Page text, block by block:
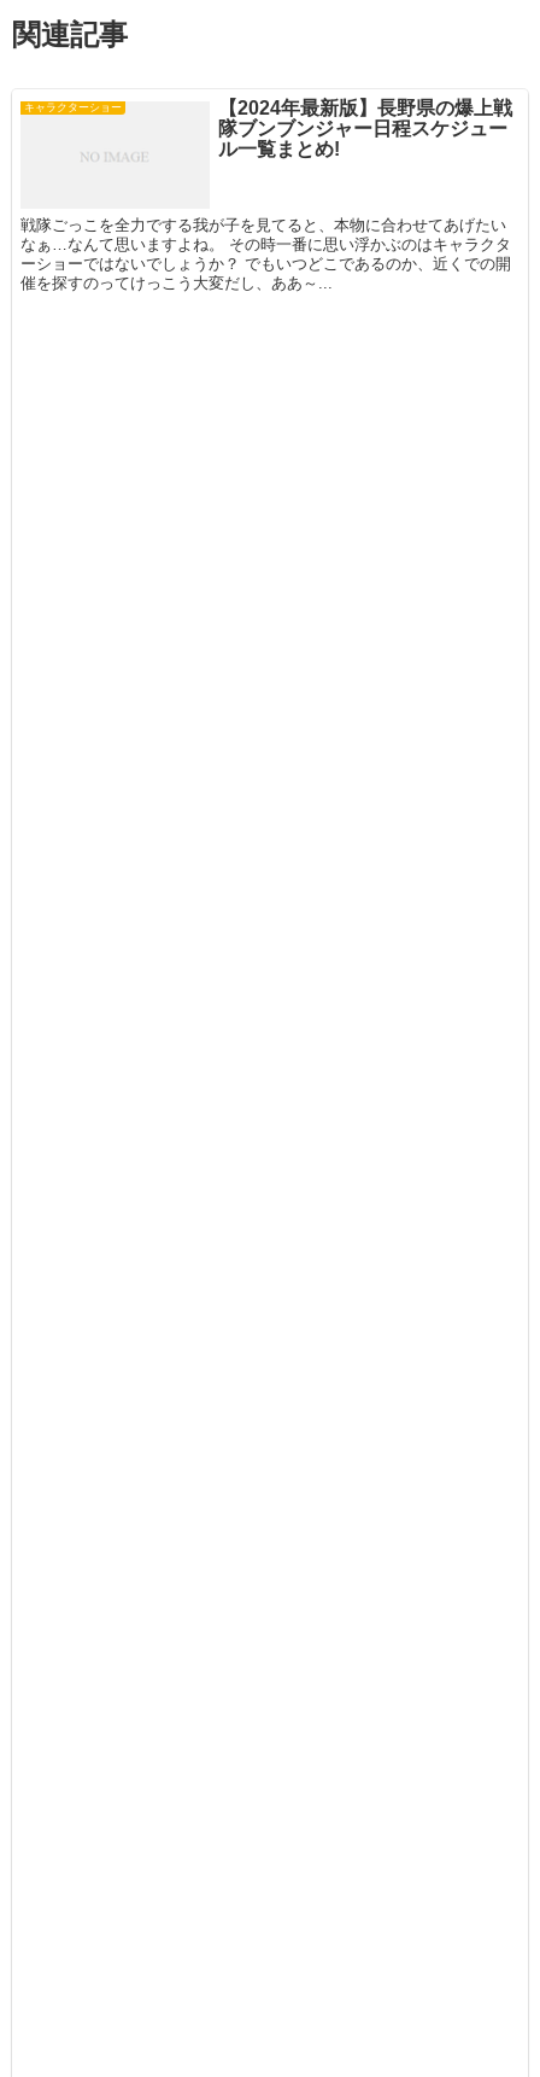
関連記事
キャラクターショー
【2024年最新版】長野県の爆上戦
隊ブンブンジャー日程スケジュー
ル一覧まとめ!
戦隊ごっこを全力でする我が子を見てると、本物に合わせてあげたい
なぁ…なんて思いますよね。 その時一番に思い浮かぶのはキャラクタ
ーショーではないでしょうか？ でもいつどこであるのか、近くでの開
催を探すのってけっこう大変だし、ああ～...